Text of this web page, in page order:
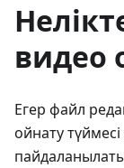
видео
Егер файл
ойнату